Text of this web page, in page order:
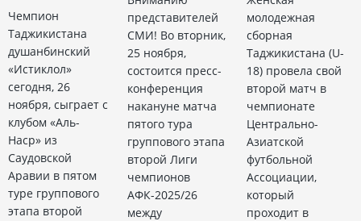
Чемпион
Таджикистана
душанбинский
«Истиклол»
сегодня, 26
ноября, сыграет с
клубом «Аль-
Наср» из
Саудовской
Аравии в пятом
туре группового
этапа второй
представителей
СМИ! Во вторник,
25 ноября,
состоится пресс-
конференция
накануне матча
пятого тура
группового этапа
второй Лиги
чемпионов
АФК-2025/26
между
молодежная
сборная
Таджикистана (U-
18) провела свой
второй матч в
чемпионате
Центрально-
Азиатской
футбольной
Ассоциации,
который
проходит в